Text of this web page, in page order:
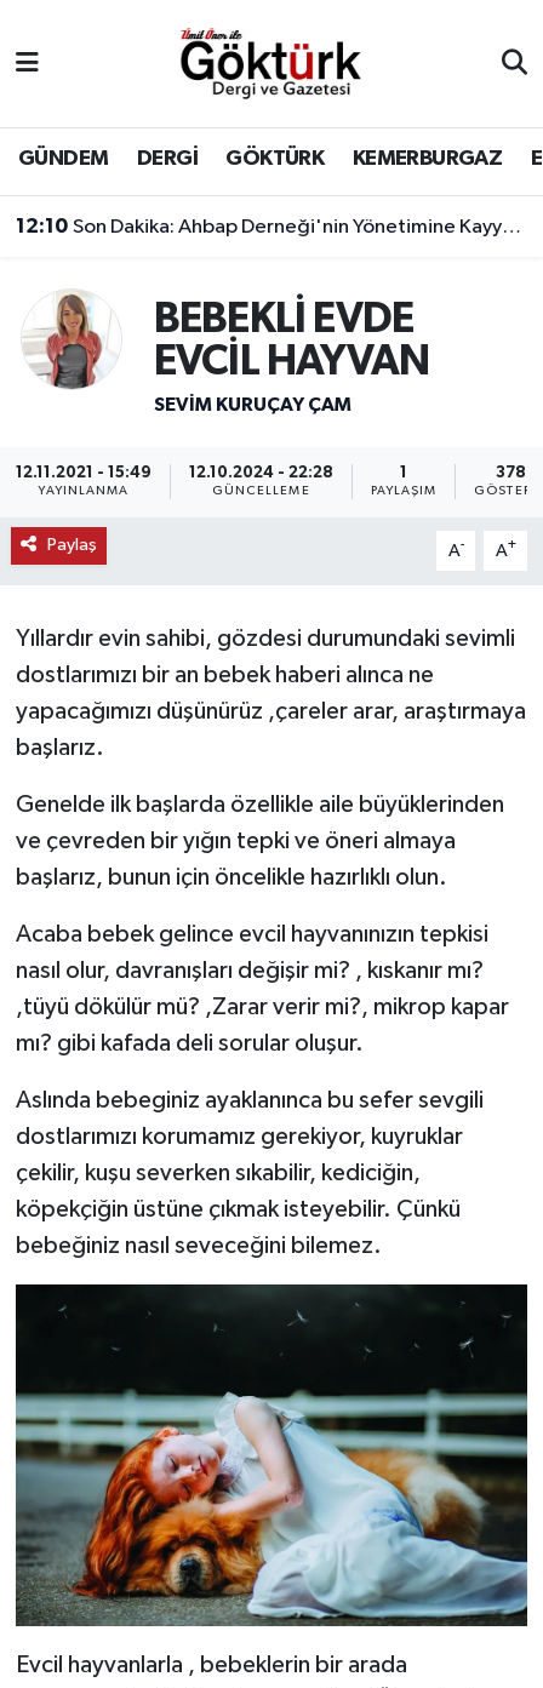
GÜNDEM DERGİ GÖKTÜRK KEMERBURGAZ
12:10 Son Dakika: Ahbap Derneği'nin Yönetimine Kayyum Atandı
BEBEKLİ EVDE
EVCİL HAYVAN
SEVIM KURUÇAY ÇAM
12.11.2021 - 15:49
YAYINLANMA
12.10.2024 - 22:28
GÜNCELLEME PAYLAŞIM
378
Paylaş A- A+
Yıllardır evin sahibi, gözdesi durumundaki sevimli
dostlarımızı bir an bebek haberi alınca ne
yapacağımızı düşünürüz ,çareler arar, araştırmaya
başlarız.
Genelde ilk başlarda özellikle aile büyüklerinden
ve çevreden bir yığın tepki ve öneri almaya
başlarız, bunun için öncelikle hazırlıklı olun.
Acaba bebek gelince evcil hayvanınızın tepkisi
nasıl olur, davranışları değişir mi? , kıskanır mı?
,tüyü dökülür mü? ,Zarar verir mi?, mikrop kapar
mı? gibi kafada deli sorular oluşur.
Aslında bebeginiz ayaklanınca bu sefer sevgili
dostlarımızı korumamız gerekiyor, kuyruklar
çekilir, kuşu severken sıkabilir, kediciğin,
köpekçiğin üstüne çıkmak isteyebilir. Çünkü
bebeğiniz nasıl seveceğini bilemez.
Evcil hayvanlarla , bebeklerin bir arada
BİLİM
DERGİ
EĞİTİM
EKONOMİ
GÖKTÜRK
GÜNDEM
KÜLTÜR - SANAT
MAGAZİN
SAĞLIK
SPOR
TEKNOLOJİ
TİCARET
Eyüpsultan Hava Durumu
Eyüpsultan Trafik Yoğunluk Haritası
Süper Lig Puan Durumu ve Fikstür
Son Dakika Haberleri
Haber Arşivi